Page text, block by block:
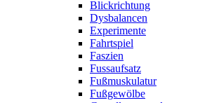
Blickrichtung
Dysbalancen
Experimente
Fahrtspiel
Faszien
Fussaufsatz
Fußmuskulatur
Fußgewölbe